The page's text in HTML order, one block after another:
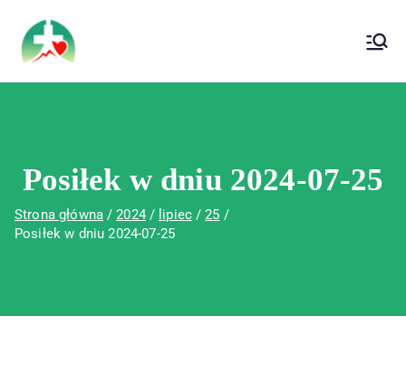
Wojewódzki Szpital Specjalistyczny im.
Św. Rafała w Czerwonej Górze
Posiłek w dniu 2024-07-25
Strona główna 2024 lipiec
25
Posiłek w dniu 2024-07-25